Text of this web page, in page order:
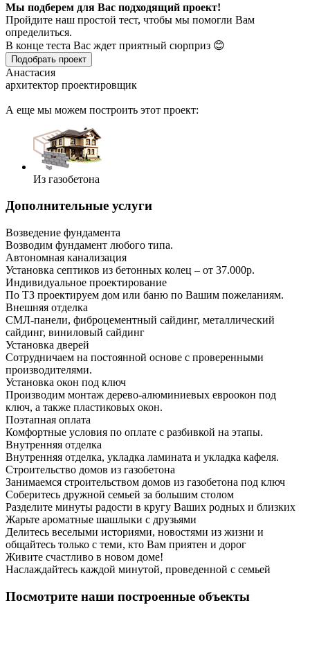
Мы подберем для Вас подходящий проект!
Пройдите наш простой тест, чтобы мы помогли Вам
определиться.
В конце теста Вас ждет приятный сюрприз 😊
Подобрать проект
Анастасия
архитектор проектировщик
А еще мы можем построить этот проект:
Из газобетона
Дополнительные услуги
Возведение фундамента
Возводим фундамент любого типа.
Автономная канализация
Установка септиков из бетонных колец – от 37.000р.
Индивидуальное проектирование
По ТЗ проектируем дом или баню по Вашим пожеланиям.
Внешняя отделка
СМЛ-панели, фиброцементный сайдинг, металлический
сайдинг, виниловый сайдинг
Установка дверей
Сотрудничаем на постоянной основе с проверенными
производителями.
Установка окон под ключ
Производим монтаж дерево-алюминиевых евроокон под
ключ, а также пластиковых окон.
Поэтапная оплата
Комфортные условия по оплате с разбивкой на этапы.
Внутренняя отделка
Внутренняя отделка, укладка ламината и укладка кафеля.
Строительство домов из газобетона
Занимаемся строительством домов из газобетона под ключ
Соберитесь дружной семьей за большим столом
Разделите минуты радости в кругу Ваших родных и близких
Жарьте ароматные шашлыки с друзьями
Делитесь веселыми историями, новостями из жизни и
общайтесь только с теми, кто Вам приятен и дорог
Живите счастливо в новом доме!
Наслаждайтесь каждой минутой, проведенной с семьей
Посмотрите наши построенные объекты